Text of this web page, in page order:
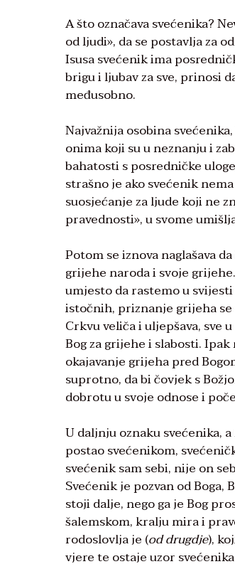
A što označava svećenika?
od ljudi», da se postavlja za
Isusa svećenik ima
brigu i ljubav za sve, prinosi
međusobno.
Najvažnija osobina
onima koji su u neznanju i
bahatosti s posredničke
strašno je ako svećenik
suosjećanje za ljude koji ne
pravednosti», u svome
Potom se iznova naglašava
grijehe naroda i svoje
umjesto da rastemo u
istočnih, priznanje grijeha se
Crkvu veliča i uljepšava, sve
Bog za grijehe i slabosti.
okajavanje grijeha pred
suprotno, da bi čovjek s
dobrotu u svoje odnose i
U daljnju oznaku svećenika,
postao svećenikom,
svećenik sam sebi, nije on
Svećenik je pozvan od Boga,
stoji dalje, nego ga je Bog
šalemskom, kralju mira i
rodoslovlja je (od drugdje),
vjere te ostaje uzor